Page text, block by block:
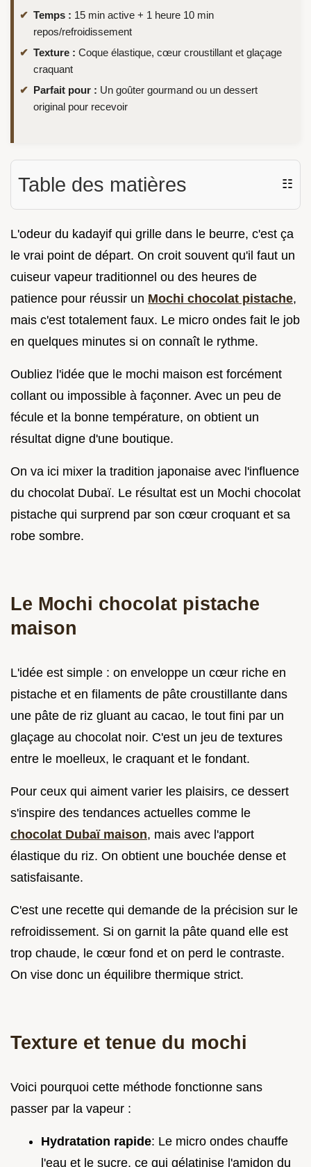
Temps : 15 min active + 1 heure 10 min
repos/refroidissement
Texture : Coque élastique, cœur croustillant et glaçage
craquant
Parfait pour : Un goûter gourmand ou un dessert
original pour recevoir
Table des matières ☷
L'odeur du kadayif qui grille dans le beurre, c'est ça
le vrai point de départ. On croit souvent qu'il faut un
cuiseur vapeur traditionnel ou des heures de
patience pour réussir un Mochi chocolat pistache,
mais c'est totalement faux. Le micro ondes fait le job
en quelques minutes si on connaît le rythme.
Oubliez l'idée que le mochi maison est forcément
collant ou impossible à façonner. Avec un peu de
fécule et la bonne température, on obtient un
résultat digne d'une boutique.
On va ici mixer la tradition japonaise avec l'influence
du chocolat Dubaï. Le résultat est un Mochi chocolat
pistache qui surprend par son cœur croquant et sa
robe sombre.
Le Mochi chocolat pistache
maison
L'idée est simple : on enveloppe un cœur riche en
pistache et en filaments de pâte croustillante dans
une pâte de riz gluant au cacao, le tout fini par un
glaçage au chocolat noir. C'est un jeu de textures
entre le moelleux, le craquant et le fondant.
Pour ceux qui aiment varier les plaisirs, ce dessert
s'inspire des tendances actuelles comme le
chocolat Dubaï maison, mais avec l'apport
élastique du riz. On obtient une bouchée dense et
satisfaisante.
C'est une recette qui demande de la précision sur le
refroidissement. Si on garnit la pâte quand elle est
trop chaude, le cœur fond et on perd le contraste.
On vise donc un équilibre thermique strict.
Texture et tenue du mochi
Voici pourquoi cette méthode fonctionne sans
passer par la vapeur :
Hydratation rapide: Le micro ondes chauffe
l'eau et le sucre, ce qui gélatinise l'amidon du